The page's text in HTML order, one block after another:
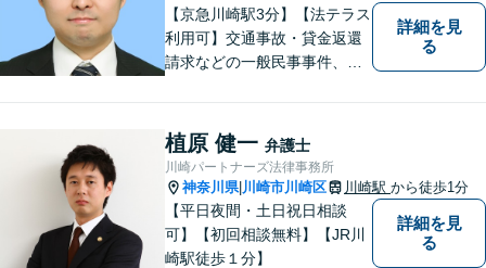
【京急川崎駅3分】【法テラス
利用可】交通事故・貸金返還
請求などの一般民事事件、離
事事件、任意整理・破産・個
人再生などの債務整理事件、
さらには刑事事件等幅広い分
野を取り扱っております。お
気軽にご相談ください【休
日・夜間相談可】
詳細を見
る
植原 健一 弁護士
川崎パートナーズ法律事務所
神奈川県| 川崎市川崎区 川崎駅 から徒歩1分
【平日夜間・土日祝日相談
可】【初回相談無料】【JR川
崎駅徒歩１分】
詳細を見
る